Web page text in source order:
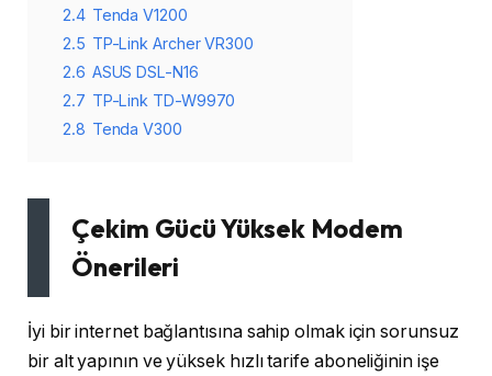
2.4 Tenda V1200
2.5 TP-Link Archer VR300
2.6 ASUS DSL-N16
2.7 TP-Link TD-W9970
2.8 Tenda V300
Çekim Gücü Yüksek Modem
Önerileri
İyi bir internet bağlantısına sahip olmak için sorunsuz
bir alt yapının ve yüksek hızlı tarife aboneliğinin işe